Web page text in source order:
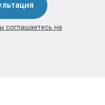
соглашаетесь на